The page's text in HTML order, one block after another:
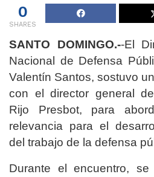
0
SHARES
SANTO DOMINGO.--El
Nacional de Defensa
Valentín Santos, sostuvo
con el director general
Rijo Presbot, para
relevancia para el
del trabajo de la defensa
Durante el encuentro, se